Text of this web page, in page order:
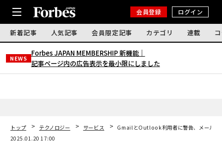
会員登録 ログイン
新着記事 人気記事 会員限定記事 カテゴリ 連載
NEWS
Forbes JAPAN MEMBERSHIP 新機能｜
記事ページ内の広告表示を最小限にしました
トップ テクノロジー サービス
GmailとOutlook利用者に警告、メールに
2025.01.20 17:00